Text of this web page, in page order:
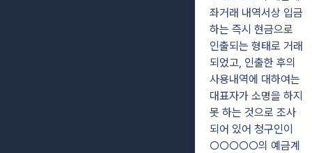
좌거래 내역서상 입금
하는 즉시 현금으로
인출되는 형태로 거래
되었고, 인출한 후의
사용내역에 대하여는
대표자가 소명을 하지
못 하는 것으로 조사
되어 있어 청구인이
○○○○○의 예금계